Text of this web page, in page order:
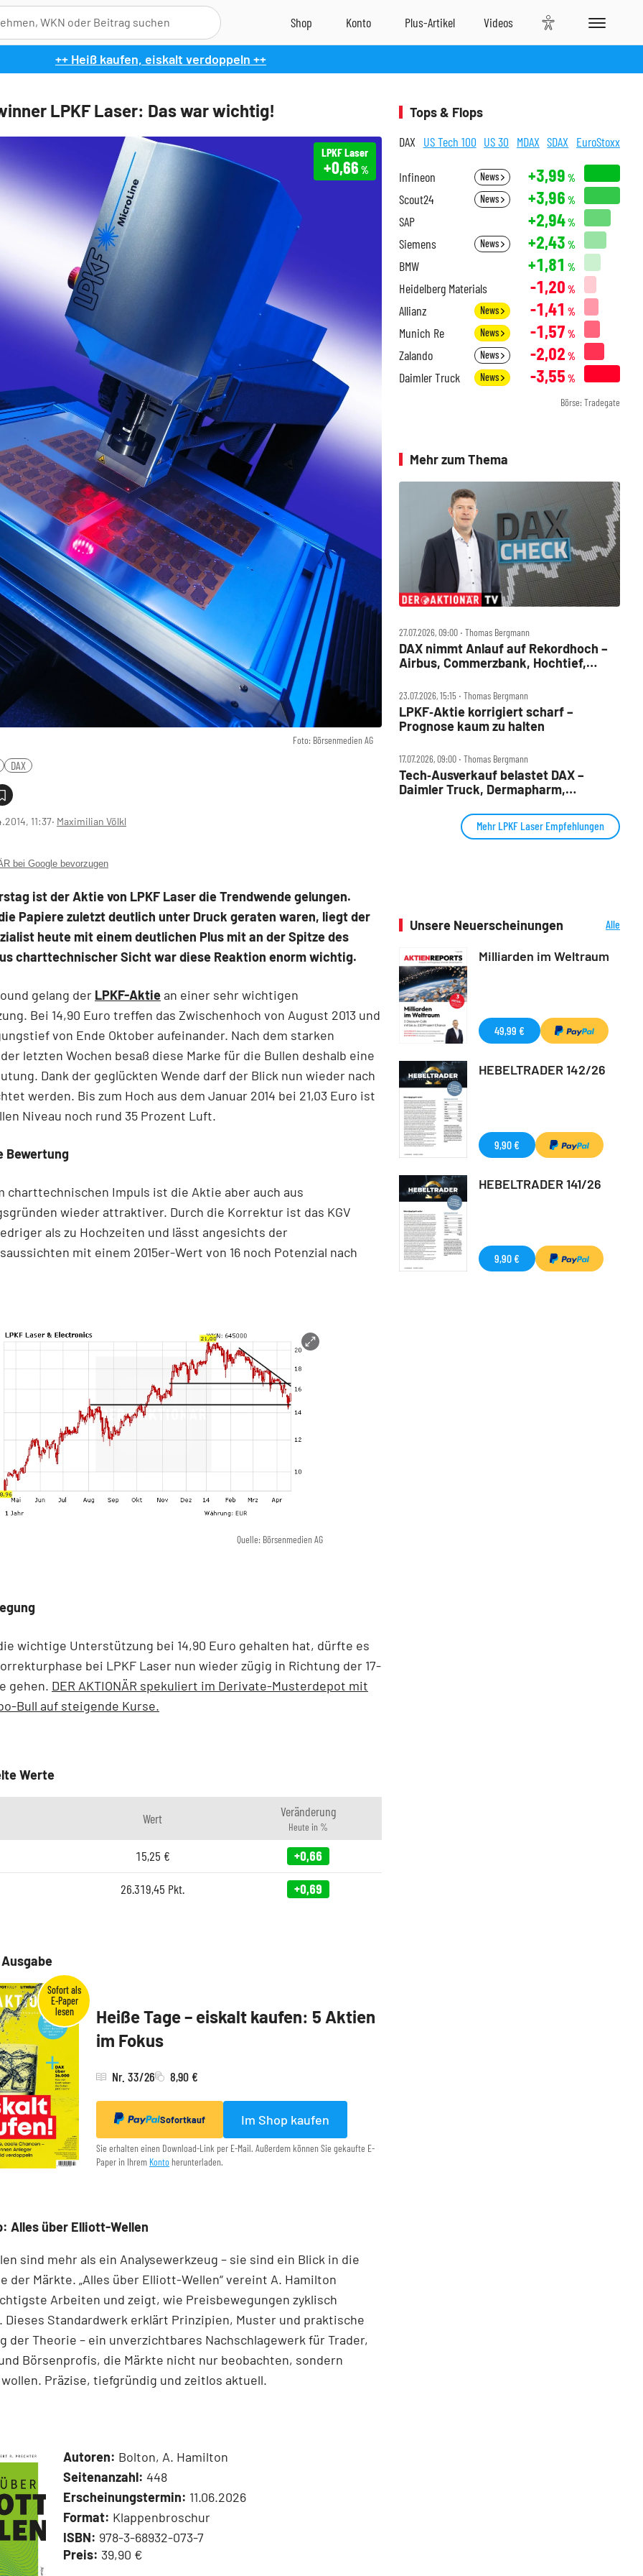
++ Heiß kaufen, eiskalt verdoppeln ++
LPKF Laser: Das war wichtig!
Foto: Börsenmedien AG
LPKF Laser
+0,66 %
DAX
11:37‧ Maximilian Völkl
bei Google bevorzugen
ist der Aktie von LPKF Laser die Trendwende gelungen.
Papiere zuletzt deutlich unter Druck geraten waren, liegt der
heute mit einem deutlichen Plus mit an der Spitze des
charttechnischer Sicht war diese Reaktion enorm wichtig.
gelang der LPKF-Aktiean einer sehr wichtigen
Bei 14,90 Euro treffen das Zwischenhoch von August 2013 und
von Ende Oktober aufeinander. Nach dem starken
letzten Wochen besaß diese Marke für die Bullen deshalb eine
Dank der geglückten Wende darf der Blick nun wieder nach
werden. Bis zum Hoch aus dem Januar 2014 bei 21,03 Euro ist
Niveau noch rund 35 Prozent Luft.
Bewertung
charttechnischen Impuls ist die Aktie aber auch aus
wieder attraktiver. Durch die Korrektur ist das KGV
als zu Hochzeiten und lässt angesichts der
mit einem 2015er-Wert von 16 noch Potenzial nach
Quelle: Börsenmedien AG
wichtige Unterstützung bei 14,90 Euro gehalten hat, dürfte es
bei LPKF Laser nun wieder zügig in Richtung der 17-
gehen. DER AKTIONÄR spekuliert im Derivate-Musterdepot mit
Bull auf steigende Kurse.
Werte
Wert Veränderung
Heute in %
15,25 € +0,66
26.319,45 Pkt. +0,69
Heiße Tage – eiskalt kaufen: 5 Aktien
im Fokus
Nr. 33/26 8,90 €
Sofortkauf Im Shop kaufen
Sie erhalten einen Download-Link per E-Mail. Außerdem können Sie gekaufte E-
Paper in Ihrem Konto herunterladen.
Alles über Elliott-Wellen
sind mehr als ein Analysewerkzeug – sie sind ein Blick in die
der Märkte. „Alles über Elliott-Wellen“ vereint A. Hamilton
Arbeiten und zeigt, wie Preisbewegungen zyklisch
Dieses Standardwerk erklärt Prinzipien, Muster und praktische
der Theorie – ein unverzichtbares Nachschlagewerk für Trader,
Börsenprofis, die Märkte nicht nur beobachten, sondern
Präzise, tiefgründig und zeitlos aktuell.
Autoren: Bolton, A. Hamilton
Seitenanzahl: 448
Erscheinungstermin: 11.06.2026
Format: Klappenbroschur
ISBN: 978-3-68932-073-7
Preis: 39,90 €
Tops & Flops
DAX US Tech 100 US 30 MDAX SDAX EuroStoxx
Infineon News +3,99 %
Scout24 News +3,96 %
SAP +2,94%
Siemens News +2,43 %
BMW +1,81 %
Heidelberg Materials -1,20 %
Allianz News -1,41 %
Munich Re News -1,57 %
Zalando News -2,02 %
Daimler Truck News -3,55 %
Börse: Tradegate
Mehr zum Thema
27.07.2026, 09:00 ‧ Thomas Bergmann
DAX nimmt Anlauf auf Rekordhoch –
Airbus, Commerzbank, Hochtief,
23.07.2026, 15:15 ‧ Thomas Bergmann
LPKF‑Aktie korrigiert scharf –
Prognose kaum zu halten
17.07.2026, 09:00 ‧ Thomas Bergmann
Tech‑Ausverkauf belastet DAX –
Daimler Truck, Dermapharm,
Energy, SMA Solar im Check
Mehr LPKF Laser Empfehlungen
Unsere Neuerscheinungen
Alle
Milliarden im Weltraum
49,99 €
HEBELTRADER 142/26
9,90 €
HEBELTRADER 141/26
9,90 €